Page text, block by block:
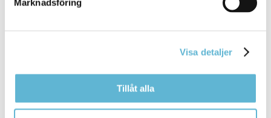
Marknadsföring
Visa detaljer
Tillåt alla
Box 18, 295 21 Bromölla
Fax: 0456-82 22 00